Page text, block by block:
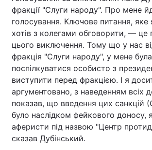
фракції "Слуги народу". Про мене
голосування. Ключове питання, яке
хотів з колегами обговорити, — це
цього виключення. Тому що у нас
фракція "Слуги народу", у мене
поспілкуватися особисто з
виступити перед фракцією. І я
аргументовано, з наведенням всіх
показав, що введення цих
було наслідком фейкового доносу,
аферисти під назвою "Центр
сказав Дубінський.